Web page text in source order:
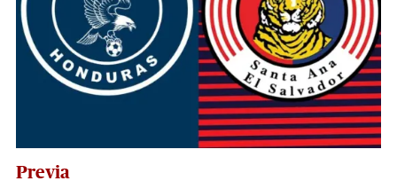
Previa